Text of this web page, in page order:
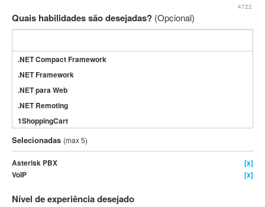
4722
Quais habilidades são desejadas? (Opcional)
.NET Compact Framework
.NET Framework
.NET para Web
.NET Remoting
1ShoppingCart
3DS Max
3GSM
4D Dimension
A&P
Selecionadas (max 5)
Asterisk PBX
[x]
VoIP
[x]
Nível de experiência desejado